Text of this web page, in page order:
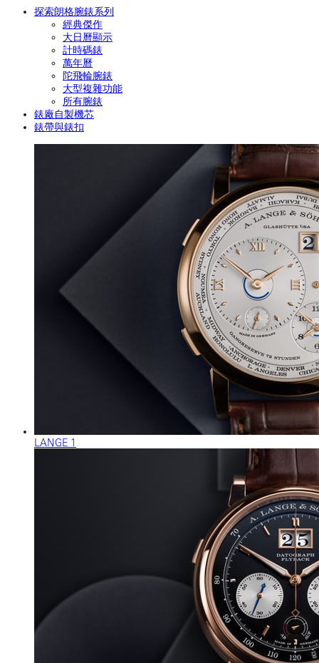
探索朗格腕錶系列
經典傑作
大日曆顯示
計時碼錶
萬年曆
陀飛輪腕錶
大型複雜功能
所有腕錶
錶廠自製機芯
錶帶與錶扣
LANGE 1